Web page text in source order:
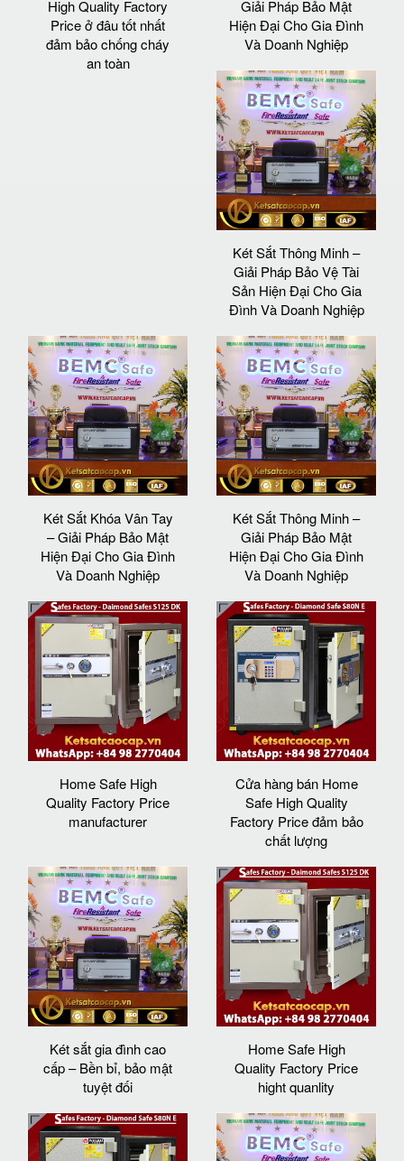
High Quality Factory
Price ở đâu tốt nhất
đảm bảo chống cháy
an toàn
Giải Pháp Bảo Mật
Hiện Đại Cho Gia Đình
Và Doanh Nghiệp
Két Sắt Thông Minh –
Giải Pháp Bảo Vệ Tài
Sản Hiện Đại Cho Gia
Đình Và Doanh Nghiệp
Két Sắt Khóa Vân Tay
– Giải Pháp Bảo Mật
Hiện Đại Cho Gia Đình
Và Doanh Nghiệp
Két Sắt Thông Minh –
Giải Pháp Bảo Mật
Hiện Đại Cho Gia Đình
Và Doanh Nghiệp
Home Safe High
Quality Factory Price
manufacturer
Cửa hàng bán Home
Safe High Quality
Factory Price đảm bảo
chất lượng
Két sắt gia đình cao
cấp – Bền bỉ, bảo mật
tuyệt đối
Home Safe High
Quality Factory Price
hight quanlity